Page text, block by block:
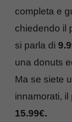
completa e
chiedendo il
si parla di
una donuts
Ma se siete
innamorati, il
15.99€.